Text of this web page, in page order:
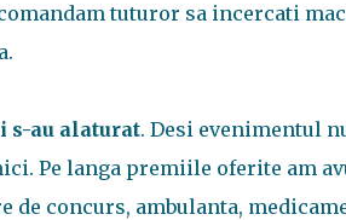
tuturor sa incercati
au alaturat. Desi evenimentul
Pe langa premiile oferite am
de concurs, ambulanta,